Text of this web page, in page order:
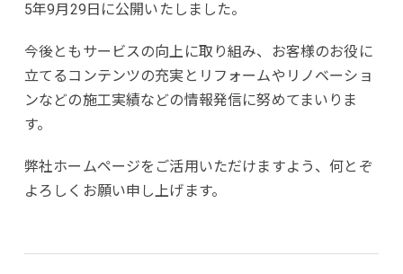
5年9月29日に公開いたしました。
今後ともサービスの向上に取り組み、お客様のお役に
立てるコンテンツの充実とリフォームやリノベーショ
ンなどの施工実績などの情報発信に努めてまいりま
す。
弊社ホームページをご活用いただけますよう、何とぞ
よろしくお願い申し上げます。